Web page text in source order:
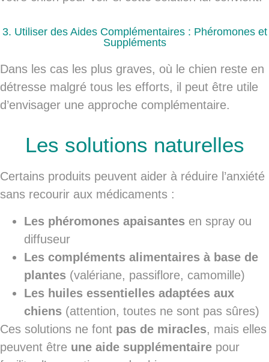
3. Utiliser des Aides Complémentaires : Phéromones et
Suppléments
Dans les cas les plus graves, où le chien reste en
détresse malgré tous les efforts, il peut être utile
d’envisager une approche complémentaire.
Les solutions naturelles
Certains produits peuvent aider à réduire l’anxiété
sans recourir aux médicaments :
Les phéromones apaisantes en spray ou
diffuseur
Les compléments alimentaires à base de
plantes (valériane, passiflore, camomille)
Les huiles essentielles adaptées aux
chiens (attention, toutes ne sont pas sûres)
Ces solutions ne font pas de miracles, mais elles
peuvent être une aide supplémentaire pour